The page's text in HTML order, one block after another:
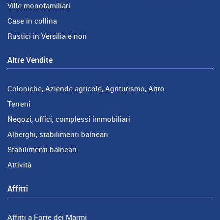
Ville monofamiliari
Case in collina
Rustici in Versilia e non
Altre Vendite
Coloniche, Aziende agricole, Agriturismo, Altro
Terreni
Negozi, uffici, complessi immobiliari
Alberghi, stabilimenti balneari
Stabilimenti balneari
Attività
Affitti
Affitti a Forte dei Marmi